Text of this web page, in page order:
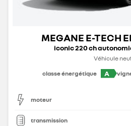
MEGANE E-TECH
iconic 220 ch
Véhicule
classe énergétique
A
moteur
transmission